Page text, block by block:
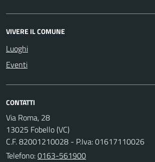
VIVERE IL COMUNE
Luoghi
Eventi
CONTATTI
Via Roma, 28
13025 Fobello (VC)
C.F. 82001210028 - P.Iva: 01617110026
Telefono:0163-561900